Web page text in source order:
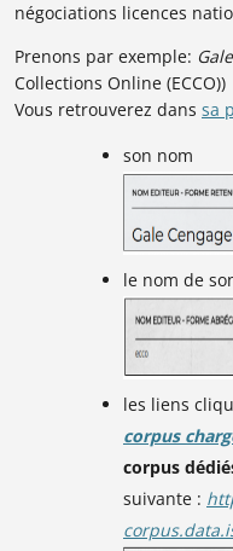
négociations licences
Prenons par exemple:
Collections Online (ECCO))
Vous retrouverez dans sa
son nom
le nom de
les liens
corpus
corpus
suivante :